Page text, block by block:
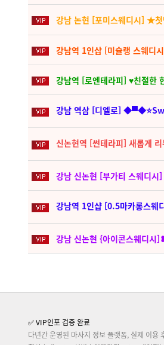
강남 논현 [포미스웨디시] ★
강남역 1인샵 [미슐랭 스웨디
강남역 [로엔테라피] ♥친절한
강남 역삼 [디엘로]
신논현역 [썬테라피] 새롭게
강남 신논현 [부가티 스웨디
강남역 1인샵 [0.5마카롱스
강남 신논현 {아이콘스웨디
✅ VIP인포 검증 완료
다년간 운영된 마사지 정보 플랫폼, 실제 이용